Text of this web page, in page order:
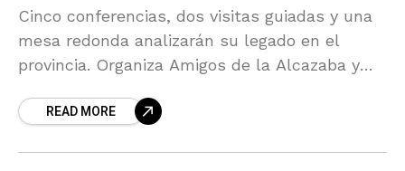
Cinco conferencias, dos visitas guiadas y una
mesa redonda analizarán su legado en el
provincia. Organiza Amigos de la Alcazaba y
READ MORE